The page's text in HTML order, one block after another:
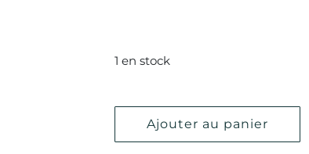
1 en stock
Ajouter au panier